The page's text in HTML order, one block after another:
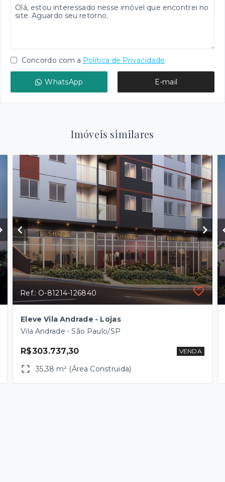
Concordo com a Política de Privacidade
WhatsApp E-mail
Imóveis similares
Ref.: O-81214-126840
Eleve Vila Andrade - Lojas
Vila Andrade - São Paulo/SP
R$303.737,30 VENDA
35,38 m² (Área Construida)